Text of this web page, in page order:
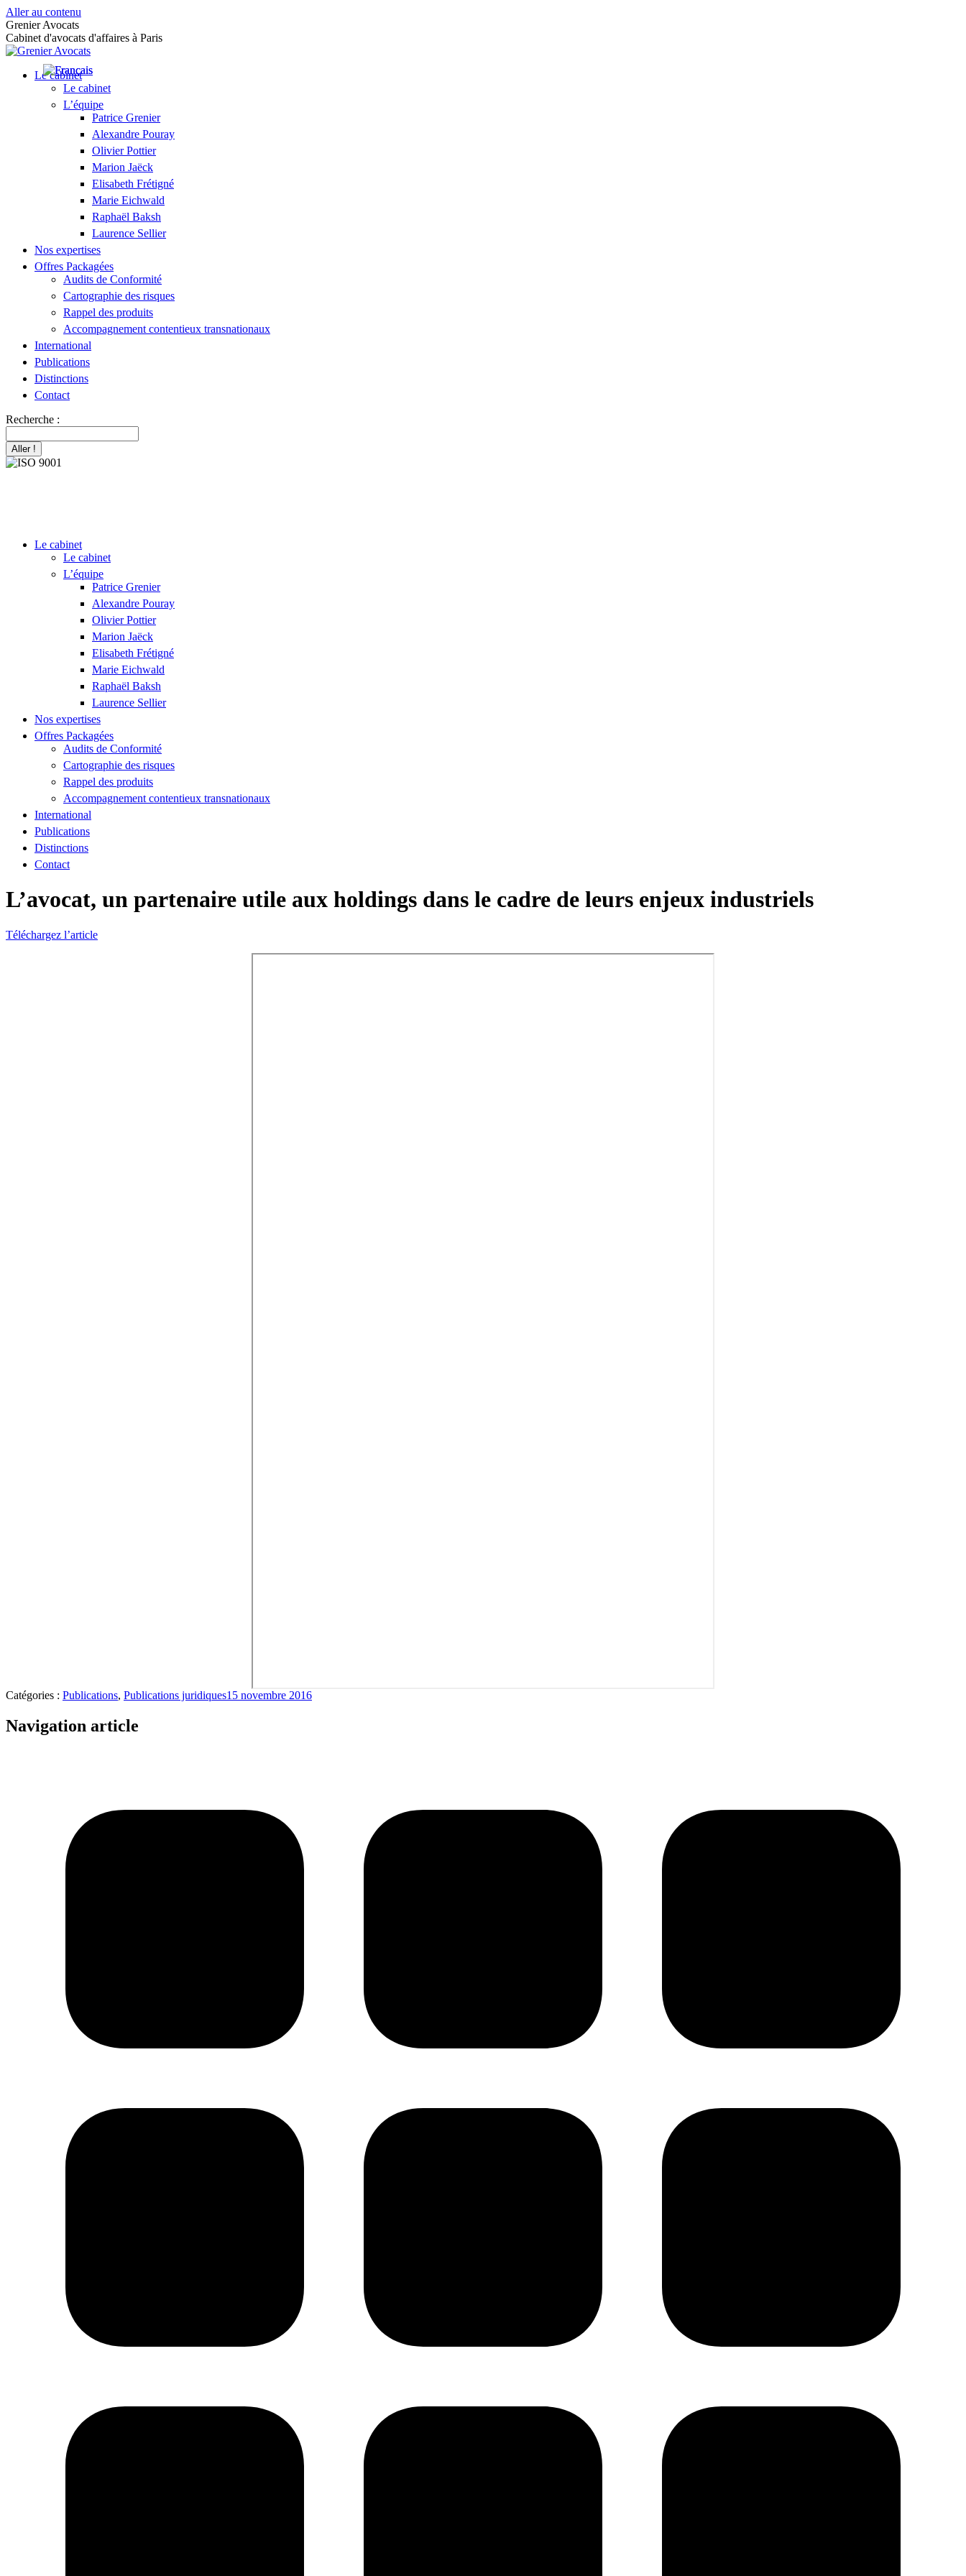
Aller au contenu
Grenier Avocats
Cabinet d'avocats d'affaires à Paris
Le cabinet
Le cabinet
L’équipe
Patrice Grenier
Alexandre Pouray
Olivier Pottier
Marion Jaëck
Elisabeth Frétigné
Marie Eichwald
Raphaël Baksh
Laurence Sellier
Nos expertises
Offres Packagées
Audits de Conformité
Cartographie des risques
Rappel des produits
Accompagnement contentieux transnationaux
International
Publications
Distinctions
Contact
Recherche :
Le cabinet
Le cabinet
L’équipe
Patrice Grenier
Alexandre Pouray
Olivier Pottier
Marion Jaëck
Elisabeth Frétigné
Marie Eichwald
Raphaël Baksh
Laurence Sellier
Nos expertises
Offres Packagées
Audits de Conformité
Cartographie des risques
Rappel des produits
Accompagnement contentieux transnationaux
International
Publications
Distinctions
Contact
L’avocat, un partenaire utile aux holdings dans le cadre de leurs enjeux industriels
Téléchargez l’article
Catégories : Publications, Publications juridiques15 novembre 2016
Navigation article